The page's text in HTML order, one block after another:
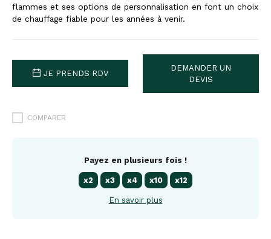
flammes et ses options de personnalisation en font un choix
de chauffage fiable pour les années à venir.
JE PRENDS RDV
DEMANDER UN
DEVIS
COMPARER
Payez en plusieurs fois !
x2 x3 x4 x10 x12
En savoir plus